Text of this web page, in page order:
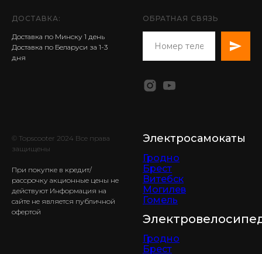
ДОСТАВКА:
Доставка по Минску 1 день
Доставка по Беларуси за 1-3
дня
ОБРАТНАЯ СВЯЗЬ
© Topscooter 2024 Все права
защищены
При покупке в кредит/
рассрочку акционные цены не
действуют Информация на
сайте не является публичной
офертой
Электросамокаты
Гродно
Брест
Витебск
Могилев
Гомель
Гродно
Брест